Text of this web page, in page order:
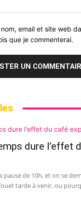
email et site web
que je commenterai.
dure l’effet
pause de 10h, et on se
tarde à venir, ou